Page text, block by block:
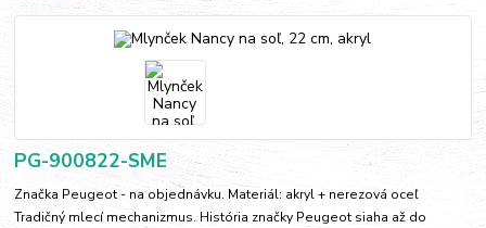
PG-900822-SME
Značka Peugeot - na objednávku. Materiál: akryl + nerezová oceľ
Tradičný mlecí mechanizmus. História značky Peugeot siaha až do